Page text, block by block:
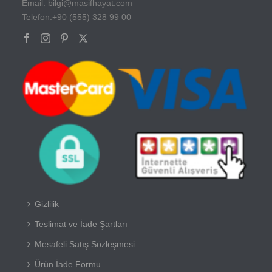
Email: bilgi@masifhayat.com
Telefon:+90 (555) 328 99 00
Gizlilik
Teslimat ve İade Şartları
Mesafeli Satış Sözleşmesi
Ürün İade Formu